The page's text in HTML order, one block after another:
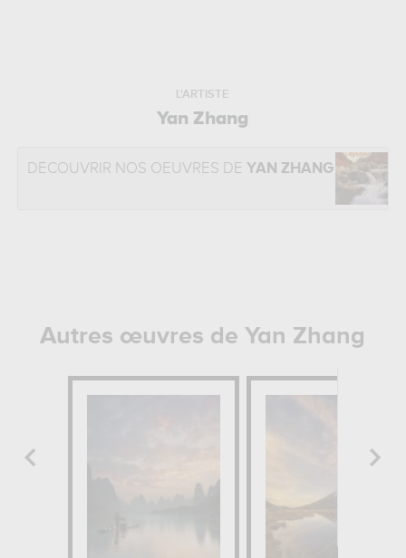
L'ARTISTE
Yan Zhang
DÉCOUVRIR NOS OEUVRES DE YAN ZHANG
Autres œuvres de Yan Zhang